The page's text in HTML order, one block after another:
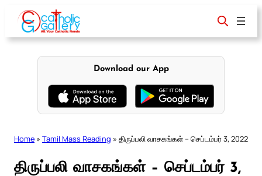
content
Download our App
Home » Tamil Mass Reading » திருப்பலி வாசகங்கள் – செப்டம்பர் 3, 2022
திருப்பலி வாசகங்கள் – செப்டம்பர் 3,